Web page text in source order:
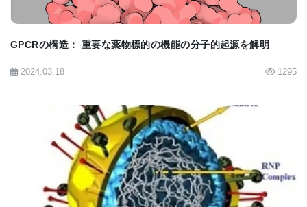
GPCRの構造： 重要な薬物標的の機能の分子的起源を解明
2024.03.18 1295
BIOMARKET JP